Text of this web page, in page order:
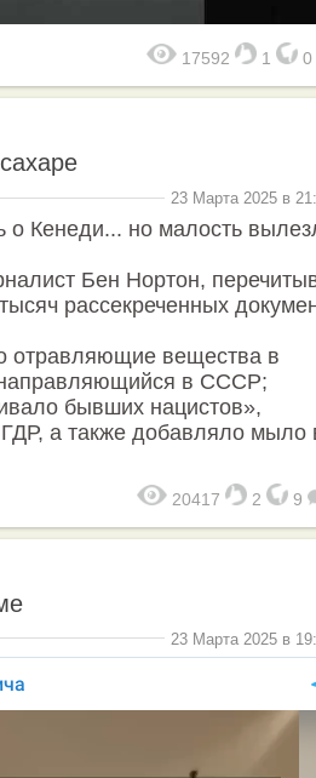
17592 1 0
23 Марта 2025 в
о Кенеди... но малость
Бен Нортон,
рассекреченных
вещества в
направляющийся в СССР;
бывших нацистов»,
а также добавляло мыло
20417 2 9
23 Марта 2025 в